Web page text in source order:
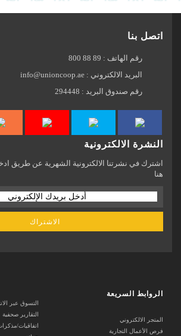
اتصل بنا
رقم الهاتف : 800 88 89
البريد الالكتروني : info@unioncoop.ae
رقم صندوق البريد : 294448
النشرة الالكترونية
اشترك في نشرتنا الالكترونية الشهرية عن طريق
هنا
الروابط السريعة
المتجر الالكتروني
فرص الأعمال التجارية
التسوق عبر
التقارير صحفية
اتفاقيات/